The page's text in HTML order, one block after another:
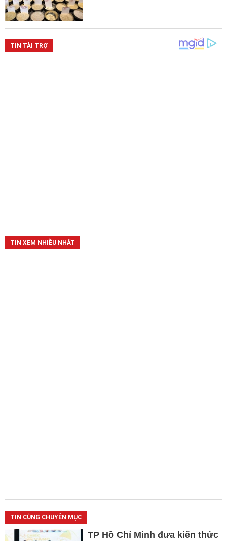
TIN XEM NHIỀU NHẤT
TIN CÙNG CHUYÊN MỤC
TP Hồ Chí Minh đưa kiến thức